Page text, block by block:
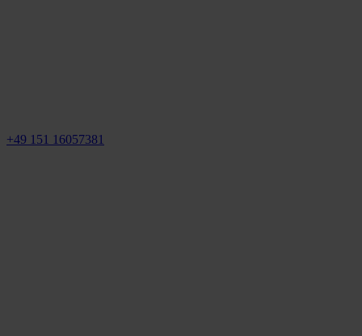
+49 151 16057381